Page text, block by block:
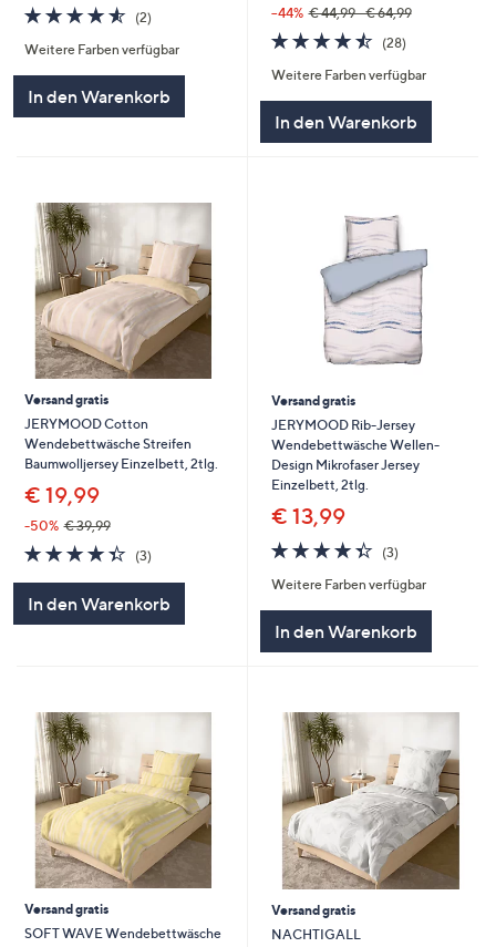
4.5
von
5
(2)
Weitere Farben verfügbar
In den Warenkorb
--44% € 44,99 - € 64,99
4.5
von
5
(28)
Weitere Farben verfügbar
In den Warenkorb
Versand gratis
JERYMOOD Cotton
Wendebettwäsche Streifen
Baumwolljersey Einzelbett, 2tlg.
€ 19,99
-50% € 39,99
4.3
von
(3)
In den Warenkorb
Versand gratis
JERYMOOD Rib-Jersey
Wendebettwäsche Wellen-
Design Mikrofaser Jersey
Einzelbett, 2tlg.
€ 13,99
4.3
von
5
(3)
Weitere Farben verfügbar
In den Warenkorb
Versand gratis
SOFT WAVE Wendebettwäsche
Versand gratis
NACHTIGALL